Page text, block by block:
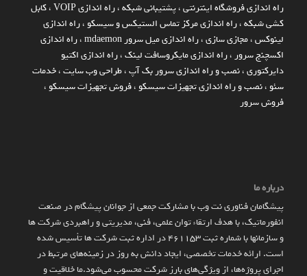
راه اندازي فروشگاه اينترنتي،پشتیبانی شبکه،راه اندازی VOIP ،کابل
کشی شبکه،راه اندازی مرکز تماس الستیکس و سیسکو،راه اندازی
لینوکس،مجازی سازی،راه اندازی میل سرور mdaemon ،راه اندازی
اکسچنج سرور،راه اندازی مایکروسافت لینک،راه اندازی اکتیو
دایرکتوری،نصب و راه اندازی سرور بک آپ،طراحی وب سایت،خدمات
سئو،نصب و راه اندازی تجهیزات سیسکو،فروش تجهیزات سیسکو،
فروش سرور
درباره ما
پیشگامان فناوری نت وب با مشارکت جمعی از جوانان پیشگام در صنعت
انفورماتیک، با هدف ارتقاء توان علمی، فنی، مدیریتی و راهبردی شرکت ها
و سازمان­ها با شماره ثبت 461153 در اداره ثبت شرکت ها تأسیس شده
است. ارائه خدمات تخصصی، ایجاد دانش به‌ روز در زمینه‌های مرتبط در
اجرای پروژه‌ها، از ویژگی‌های بارز شرکت محسوب می‌شود.ما خلاقیت و